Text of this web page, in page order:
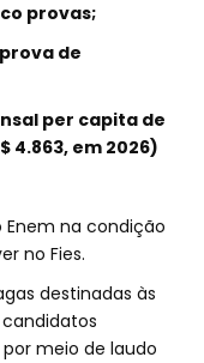
provas;
de
per capita de
4.863, em 2026)
na condição
no Fies.
destinadas às
meio de laudo